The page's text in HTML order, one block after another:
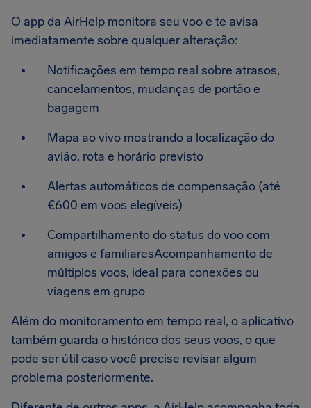
O app da AirHelp monitora seu voo e te avisa
imediatamente sobre qualquer alteração:
Notificações em tempo real sobre atrasos,
cancelamentos, mudanças de portão e
bagagem
Mapa ao vivo mostrando a localização do
avião, rota e horário previsto
Alertas automáticos de compensação (até
€600 em voos elegíveis)
Compartilhamento do status do voo com
amigos e familiaresAcompanhamento de
múltiplos voos, ideal para conexões ou
viagens em grupo
Além do monitoramento em tempo real, o aplicativo
também guarda o histórico dos seus voos, o que
pode ser útil caso você precise revisar algum
problema posteriormente.